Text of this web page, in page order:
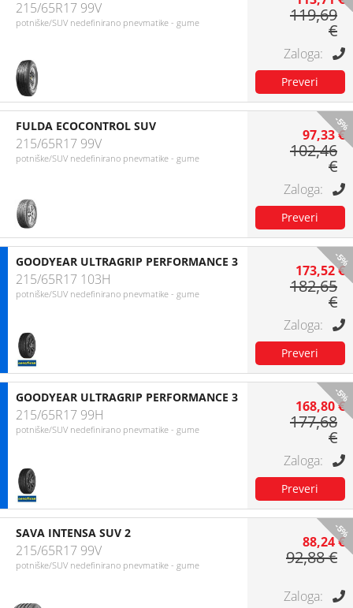
215/65R17 99V
potniške/SUV nedefinirano pnevmatike - gume 119,69
€
-5%
FULDA ECOCONTROL SUV
215/65R17 99V
potniške/SUV nedefinirano pnevmatike - gume
97,33 €
102,46
€
-5%
GOODYEAR ULTRAGRIP PERFORMANCE 3
215/65R17 103H
potniške/SUV nedefinirano pnevmatike - gume
173,52 €
182,65
€
-5%
GOODYEAR ULTRAGRIP PERFORMANCE 3
215/65R17 99H
potniške/SUV nedefinirano pnevmatike - gume
168,80 €
177,68
€
-5%
SAVA INTENSA SUV 2
215/65R17 99V
potniške/SUV nedefinirano pnevmatike - gume
88,24 €
92,88 €